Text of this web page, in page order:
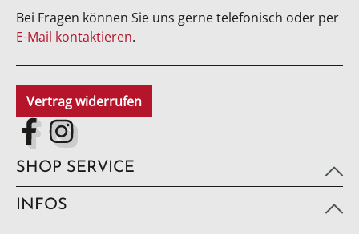
Bei Fragen können Sie uns gerne telefonisch oder per
E-Mail kontaktieren.
Vertrag widerrufen
SHOP SERVICE
INFOS